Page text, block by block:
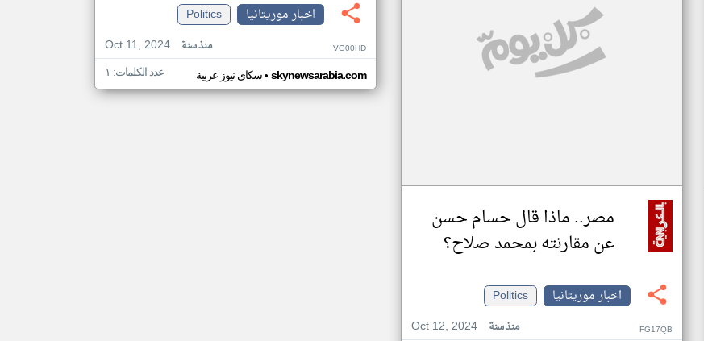
مصر.. ماذا قال حسام حسن
عن مقارنته بمحمد صلاح؟
اخبار موريتانيا
Politics
Oct 12, 2024
منذ سنة FG17QB
اخبار موريتانيا
Politics
Oct 11, 2024
منذ سنة VG00HD
سكاي نيوز عربية• skynewsarabia.com عدد الكلمات: ١